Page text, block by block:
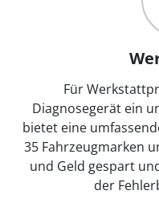
Für
Diagnosegerät ein
bietet eine
35 Fahrzeugmarken
und Geld gespart
der